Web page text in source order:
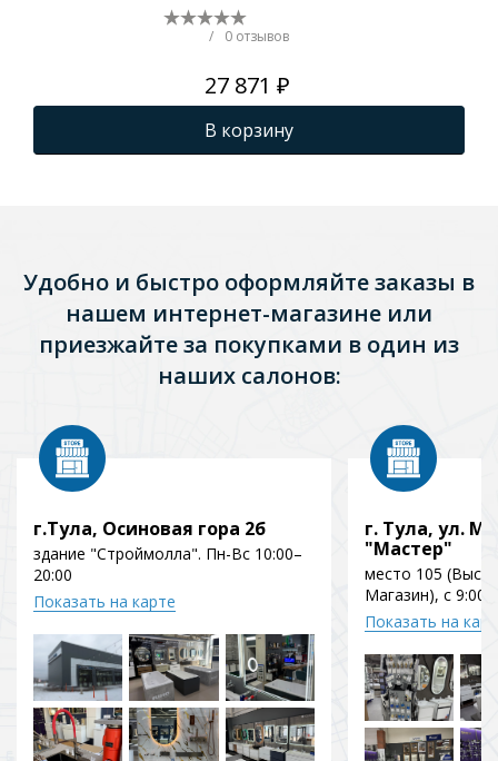
антизапотевание,/ 0 отзывов
27 871 ₽
В корзину
Удобно и быстро оформляйте заказы в
нашем интернет-магазине или
приезжайте за покупками в один из
наших салонов:
г.Тула, Осиновая гора 2б
здание "Строймолла". Пн-Вс 10:00–
20:00
Показать на карте
г. Тула, ул.
"Мастер"
место 105
Магазин), с 9:00
Показать на